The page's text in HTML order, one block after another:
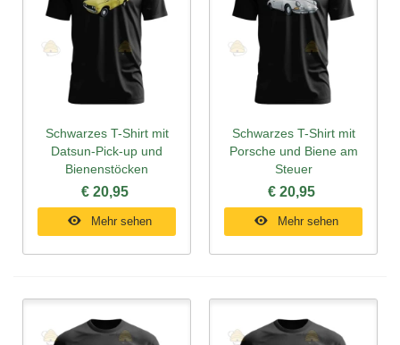
Schwarzes T-Shirt mit
Datsun-Pick-up und
Bienenstöcken
€ 20,95
Mehr sehen
Schwarzes T-Shirt mit
Porsche und Biene am
Steuer
€ 20,95
Mehr sehen